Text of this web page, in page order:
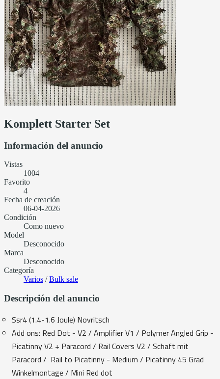
Komplett Starter Set
Información del anuncio
Vistas
1004
Favorito
4
Fecha de creación
06-04-2026
Condición
Como nuevo
Model
Desconocido
Marca
Desconocido
Categoría
Varios /Bulk sale
Descripción del anuncio
Ssr4 (1.4-1.6 Joule) Novritsch
Add ons: Red Dot - V2 / Amplifier V1 / Polymer Angled Grip -
Picatinny V2 + Paracord / Rail Covers V2 / Schaft mit
Paracord / Rail to Picatinny - Medium / Picatinny 45 Grad
Winkelmontage / Mini Red dot